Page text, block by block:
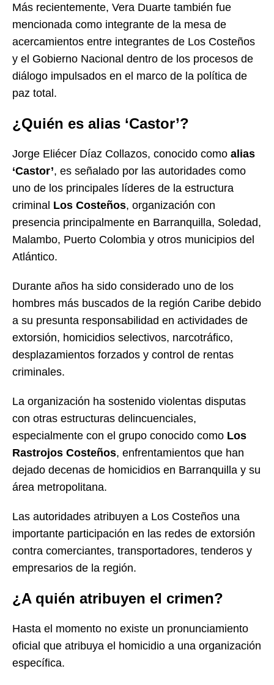
Más recientemente, Vera Duarte también fue
mencionada como integrante de la mesa de
acercamientos entre integrantes de Los Costeños
y el Gobierno Nacional dentro de los procesos de
diálogo impulsados en el marco de la política de
paz total.
¿Quién es alias ‘Castor’?
Jorge Eliécer Díaz Collazos, conocido como alias
‘Castor’, es señalado por las autoridades como
uno de los principales líderes de la estructura
criminal Los Costeños, organización con
presencia principalmente en Barranquilla, Soledad,
Malambo, Puerto Colombia y otros municipios del
Atlántico.
Durante años ha sido considerado uno de los
hombres más buscados de la región Caribe debido
a su presunta responsabilidad en actividades de
extorsión, homicidios selectivos, narcotráfico,
desplazamientos forzados y control de rentas
criminales.
La organización ha sostenido violentas disputas
con otras estructuras delincuenciales,
especialmente con el grupo conocido como Los
Rastrojos Costeños, enfrentamientos que han
dejado decenas de homicidios en Barranquilla y su
área metropolitana.
Las autoridades atribuyen a Los Costeños una
importante participación en las redes de extorsión
contra comerciantes, transportadores, tenderos y
empresarios de la región.
¿A quién atribuyen el crimen?
Hasta el momento no existe un pronunciamiento
oficial que atribuya el homicidio a una organización
específica.